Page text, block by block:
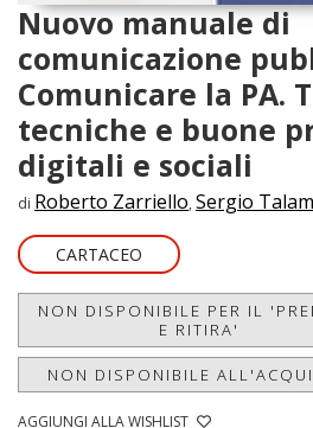
Nuovo manuale di
comunicazione
Comunicare la PA.
tecniche e buone
digitali e sociali
di Roberto Zarriello, Sergio
CARTACEO
NON DISPONIBILE PER IL
E RITIRA'
NON DISPONIBILE
AGGIUNGI ALLA WISHLIST